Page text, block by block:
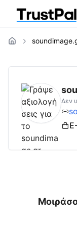
Δεν